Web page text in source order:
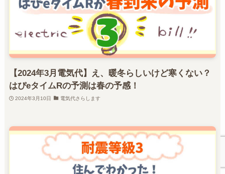
【2024年3月電気代】え、暖冬らしいけど寒くない？
はぴeタイムRの予測は春の予感！
2024年3月10日 電気代さらします